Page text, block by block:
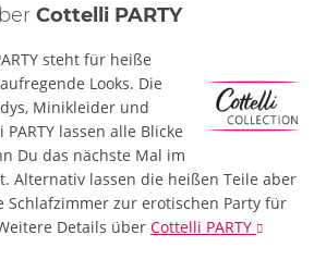
Cottelli PARTY
steht für heiße
Looks. Die
Minikleider und
lassen alle Blicke
Du das nächste Mal im
Alternativ lassen die heißen Teile aber
Schlafzimmer zur erotischen Party für
Details über Cottelli PARTY